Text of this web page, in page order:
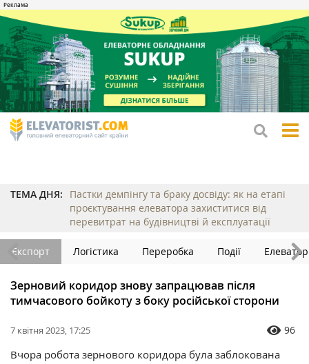
ТЕМА ДНЯ:
Пастки демпінгу та браку досвіду: як на етапі
проєктування елеватора захиститися від
перевитрат на будівництві й експлуатації
Експорт Логістика Переробка Події
Зерновий коридор знову запрацював після
тимчасового бойкоту з боку російської сторони
7 квітня 2023, 17:25 96
Вчора робота зернового коридора була заблокована